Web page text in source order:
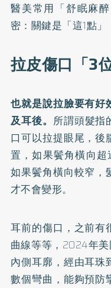
醫美常用「舒眠麻
密：關鍵是「這1點」
拉皮傷口「3
也就是說拉臉要有好
及耳後。 所謂頭髮指
口可以拉提眼尾，
置，如果鬢角橫向超
如果鬢角橫向較窄，
才不會變形。
耳前的傷口，之前有
曲線等等，2024年
內側耳廓，經由耳
數個彎曲，能夠預防